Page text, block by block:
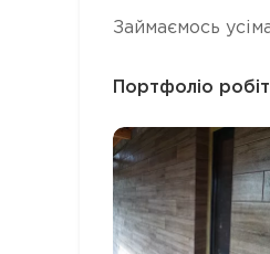
Займаємось
Портфоліо робіт